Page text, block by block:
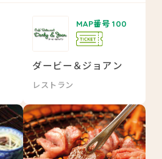
MAP番号 100
ダービー＆ジョアン
レストラン